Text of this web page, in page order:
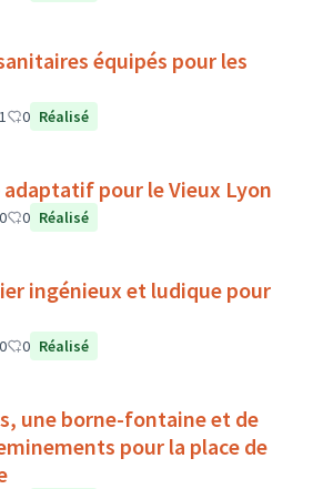
équipés pour les
1 0 Réalisé
adaptatif pour le Vieux Lyon
0 0 Réalisé
ingénieux et ludique pour
0 0 Réalisé
une borne-fontaine et de
pour la place de